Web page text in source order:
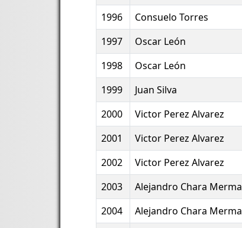
1996
Consuelo Torres
1997
Oscar León
1998
Oscar León
1999
Juan Silva
2000
Victor Perez Alvarez
2001
Victor Perez Alvarez
2002
Victor Perez Alvarez
2003
Alejandro Chara Merma
2004
Alejandro Chara Merma